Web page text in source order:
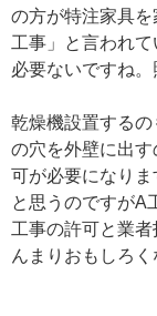
の方が特注家具
工事」と言われ
必要ないですね。
乾燥機設置する
の穴を外壁に出
可が必要になり
と思うのですがA
工事の許可と業
んまりおもしろく